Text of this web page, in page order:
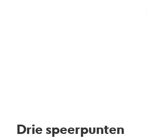
Drie speerpunten